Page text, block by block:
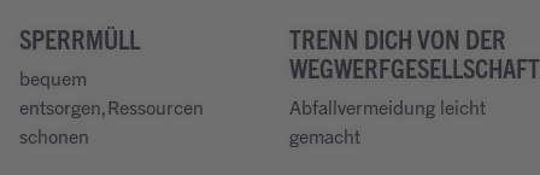
SPERRMÜLL
bequem
entsorgen,Ressourcen
schonen
TRENN DICH VON DER
WEGWERFGESELLSCHAFT
Abfallvermeidung leicht
gemacht